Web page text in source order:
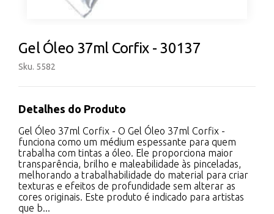
Gel Óleo 37ml Corfix - 30137
Sku. 5582
Detalhes do Produto
Gel Óleo 37ml Corfix - O Gel Óleo 37ml Corfix -
funciona como um médium espessante para quem
trabalha com tintas a óleo. Ele proporciona maior
transparência, brilho e maleabilidade às pinceladas,
melhorando a trabalhabilidade do material para criar
texturas e efeitos de profundidade sem alterar as
cores originais. Este produto é indicado para artistas
que b...